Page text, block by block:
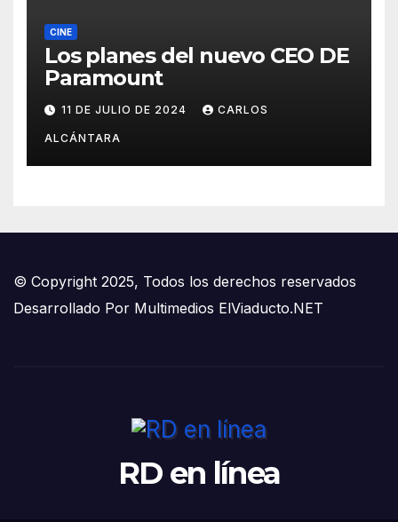
CINE
Los planes del nuevo CEO DE
Paramount
11 DE JULIO DE 2024 CARLOS
ALCÁNTARA
© Copyright 2025, Todos los derechos reservados
Desarrollado Por Multimedios ElViaducto.NET
RD en línea